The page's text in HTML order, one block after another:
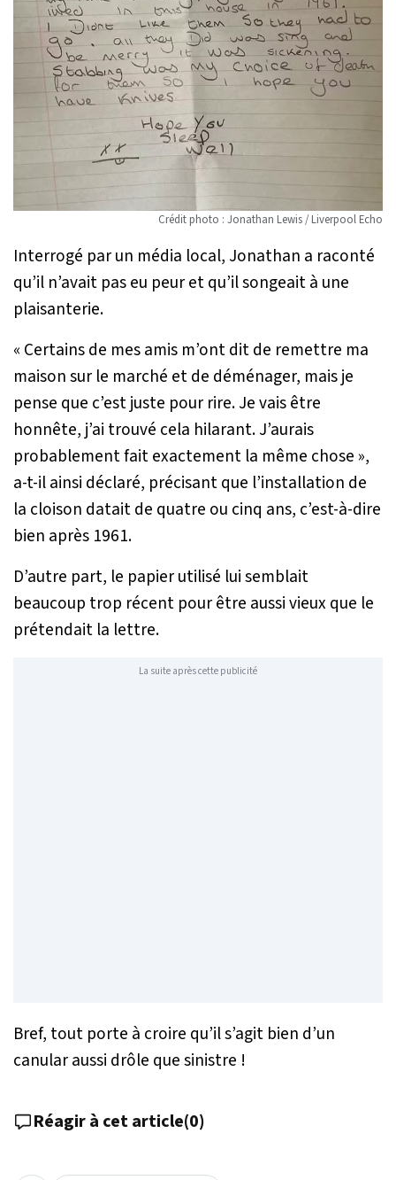
Crédit photo : Jonathan Lewis / Liverpool Echo
Interrogé par un média local, Jonathan a raconté
qu’il n’avait pas eu peur et qu’il songeait à une
plaisanterie.
« Certains de mes amis m’ont dit de remettre ma
maison sur le marché et de déménager, mais je
pense que c’est juste pour rire. Je vais être
honnête, j’ai trouvé cela hilarant. J’aurais
probablement fait exactement la même chose »,
a-t-il ainsi déclaré, précisant que l’installation de
la cloison datait de quatre ou cinq ans, c’est-à-dire
bien après 1961.
D’autre part, le papier utilisé lui semblait
beaucoup trop récent pour être aussi vieux que le
prétendait la lettre.
La suite après cette publicité
Bref, tout porte à croire qu’il s’agit bien d’un
canular aussi drôle que sinistre !
Réagir à cet article(0)